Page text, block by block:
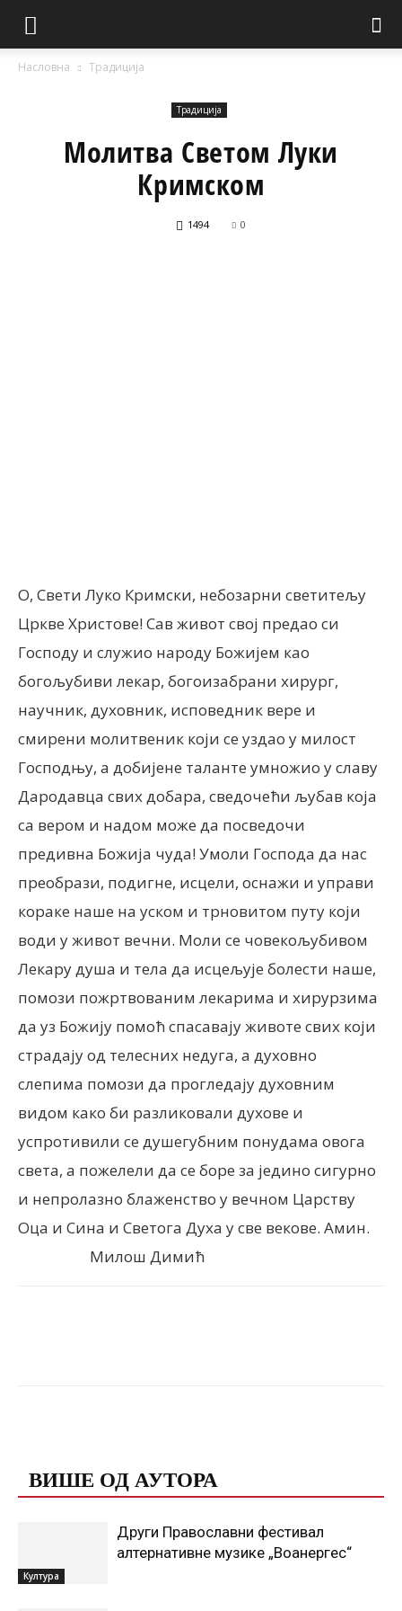
Насловна Традиција
Традиција
Молитва Светом Луки
Кримском
1494 0
О, Свети Луко Кримски, небозарни светитељу
Цркве Христове! Сав живот свој предао си
Господу и служио народу Божијем као
богољубиви лекар, богоизабрани хирург,
научник, духовник, исповедник вере и
смирени молитвеник који се уздао у милост
Господњу, а добијене таланте умножио у славу
Дародавца свих добара, сведочећи љубав која
са вером и надом може да посведочи
предивна Божија чуда! Умоли Господа да нас
преобрази, подигне, исцели, оснажи и управи
кораке наше на уском и трновитом путу који
води у живот вечни. Моли се човекољубивом
Лекару душа и тела да исцељује болести наше,
помози пожртвованим лекарима и хирурзима
да уз Божију помоћ спасавају животе свих који
страдају од телесних недуга, а духовно
слепима помози да прогледају духовним
видом како би разликовали духове и
успротивили се душегубним понудама овога
света, а пожелели да се боре за једино сигурно
и непролазно блаженство у вечном Царству
Оца и Сина и Светога Духа у све векове. Амин.
Милош Димић
ВИШЕ ОД АУТОРА
Култура
Други Православни фестивал
алтернативне музике „Воанергес“